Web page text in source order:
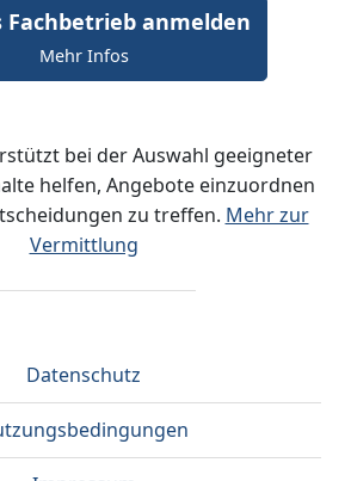
Fachbetrieb anmelden
Mehr Infos
bei der Auswahl geeigneter
helfen, Angebote einzuordnen
zu treffen. Mehr zur
Vermittlung
Datenschutz